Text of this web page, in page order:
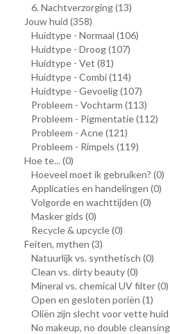
6. Nachtverzorging(13)
Jouw huid (358)
Huidtype - Normaal (106)
Huidtype - Droog(107)
Huidtype - Vet (81)
Huidtype - Combi(114)
Huidtype - Gevoelig(107)
Probleem - Vochtarm (113)
Probleem - Pigmentatie(112)
Probleem - Acne(121)
Probleem - Rimpels (119)
Hoe te... (0)
Hoeveel moet ik gebruiken? (0)
Applicaties en handelingen (0)
Volgorde en wachttijden (0)
Masker gids (0)
Recycle & upcycle(0)
Feiten, mythen (3)
Natuurlijk vs. synthetisch (0)
Clean vs. dirty beauty(0)
Mineral vs. chemical UV filter(0)
Open en gesloten poriën (1)
Oliën zijn slecht voor vette huid
No makeup, no double cleansing